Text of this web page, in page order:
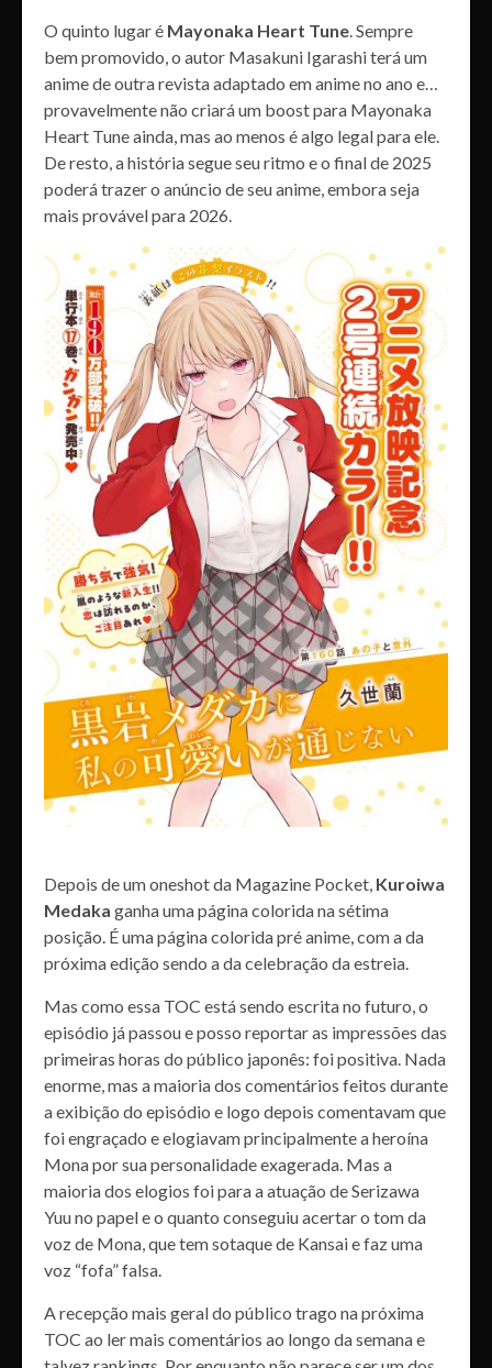
O quinto lugar é Mayonaka Heart Tune . Sempre
bem promovido, o autor Masakuni Igarashi terá um
anime de outra revista adaptado em anime no ano e…
provavelmente não criará um boost para Mayonaka
Heart Tune ainda, mas ao menos é algo legal para ele.
De resto, a história segue seu ritmo e o final de 2025
poderá trazer o anúncio de seu anime, embora seja
mais provável para 2026.
Depois de um oneshot da Magazine Pocket, Kuroiwa
Medaka ganha uma página colorida na sétima
posição. É uma página colorida pré anime, com a da
próxima edição sendo a da celebração da estreia.
Mas como essa TOC está sendo escrita no futuro, o
episódio já passou e posso reportar as impressões das
primeiras horas do público japonês: foi positiva. Nada
enorme, mas a maioria dos comentários feitos durante
a exibição do episódio e logo depois comentavam que
foi engraçado e elogiavam principalmente a heroína
Mona por sua personalidade exagerada. Mas a
maioria dos elogios foi para a atuação de Serizawa
Yuu no papel e o quanto conseguiu acertar o tom da
voz de Mona, que tem sotaque de Kansai e faz uma
voz “fofa” falsa.
A recepção mais geral do público trago na próxima
TOC ao ler mais comentários ao longo da semana e